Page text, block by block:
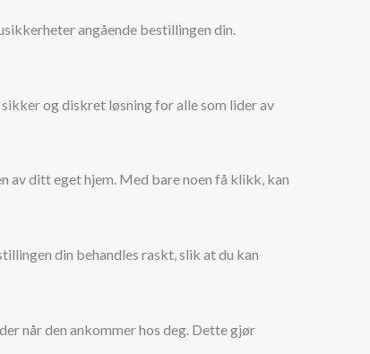
angående bestillingen din.
og diskret løsning for alle som lider av
av ditt eget hjem. Med bare noen få klikk, kan
din behandles raskt, slik at du kan
når den ankommer hos deg. Dette gjør